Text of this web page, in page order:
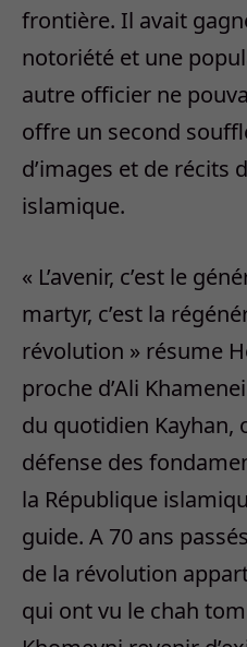
frontière. Il avait
notoriété et une
autre officier ne
offre un second
d’images et de récits
islamique.
« L’avenir, c’est le
martyr, c’est la
révolution » résume
proche d’Ali
du quotidien Kayhan,
défense des
la République
guide. A 70 ans
de la révolution
qui ont vu le chah